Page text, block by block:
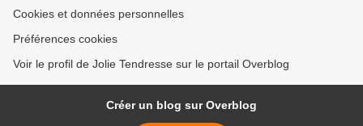
Cookies et données personnelles
Préférences cookies
Voir le profil de Jolie Tendresse sur le portail Overblog
Créer un blog sur Overblog